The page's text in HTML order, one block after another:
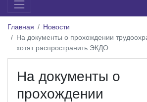
Главная
Новости
На документы о прохождении
хотят распространить ЭКДО
На документы о
прохождении